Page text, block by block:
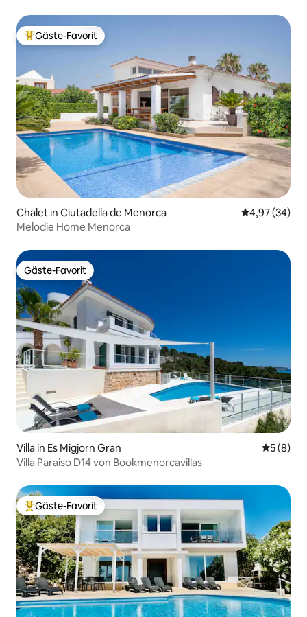
Beliebter Gäste-Favorit.
Gäste-Favorit
Chalet in Ciutadella de Menorca
4,97 (34)
Melodie Home Menorca
Gäste-Favorit
Gäste-Favorit
Villa in Es Migjorn Gran
5 (8)
Villa Paraiso D14 von Bookmenorcavillas
Beliebter Gäste-Favorit.
Gäste-Favorit